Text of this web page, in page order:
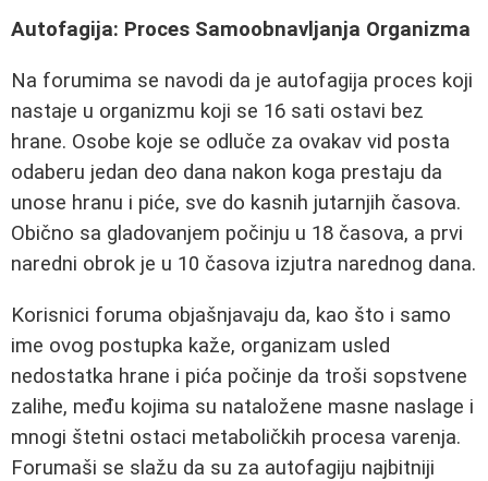
Autofagija: Proces Samoobnavljanja Organizma
Na forumima se navodi da je autofagija proces koji
nastaje u organizmu koji se 16 sati ostavi bez
hrane. Osobe koje se odluče za ovakav vid posta
odaberu jedan deo dana nakon koga prestaju da
unose hranu i piće, sve do kasnih jutarnjih časova.
Obično sa gladovanjem počinju u 18 časova, a prvi
naredni obrok je u 10 časova izjutra narednog dana.
Korisnici foruma objašnjavaju da, kao što i samo
ime ovog postupka kaže, organizam usled
nedostatka hrane i pića počinje da troši sopstvene
zalihe, među kojima su nataložene masne naslage i
mnogi štetni ostaci metaboličkih procesa varenja.
Forumaši se slažu da su za autofagiju najbitniji